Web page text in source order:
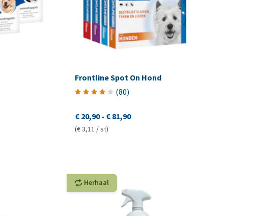
Frontline Spot On Hond
(80)
€ 20,90- € 81,90
(€ 3,11 / st)
Herhaal